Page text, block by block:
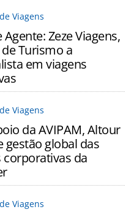
Viagens
Agente: Zeze Viagens,
Turismo a
em viagens
Viagens
da AVIPAM, Altour
gestão global das
corporativas da
Viagens